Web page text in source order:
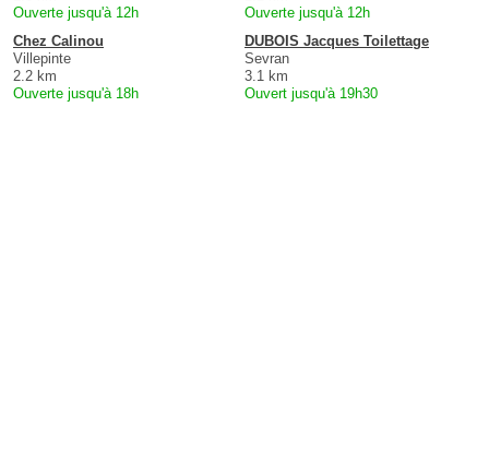
Ouverte jusqu'à 12h
Ouverte jusqu'à 12h
Chez Calinou
Villepinte
2.2 km
Ouverte jusqu'à 18h
DUBOIS Jacques Toilettage
Sevran
3.1 km
Ouvert jusqu'à 19h30